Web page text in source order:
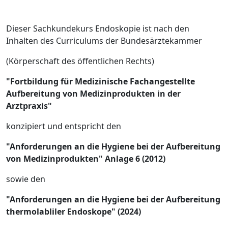
Dieser Sachkundekurs Endoskopie ist nach den
Inhalten des Curriculums der Bundesärztekammer
(Körperschaft des öffentlichen Rechts)
"Fortbildung für Medizinische Fachangestellte
Aufbereitung von Medizinprodukten in der
Arztpraxis"
konzipiert und entspricht den
"Anforderungen an die Hygiene bei der Aufbereitung
von Medizinprodukten" Anlage 6 (2012)
sowie den
"Anforderungen an die Hygiene bei der Aufbereitung
thermolabliler Endoskope" (2024)